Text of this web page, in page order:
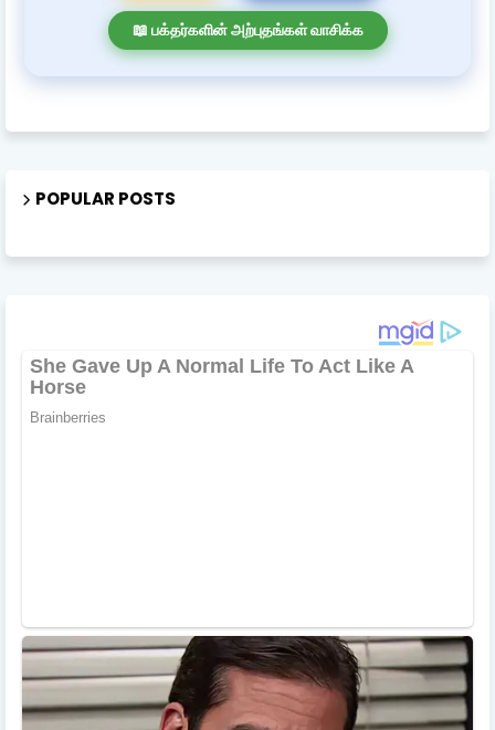
📖 பக்தர்களின் அற்புதங்கள் வாசிக்க
POPULAR POSTS